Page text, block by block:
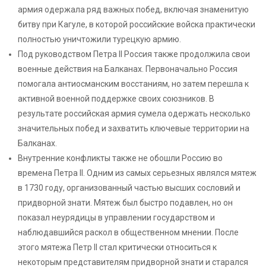
армия одержала ряд важных побед, включая знаменитую
битву при Кагуле, в которой российские войска практически
полностью уничтожили турецкую армию.
Под руководством Петра II Россия также продолжила свои
военные действия на Балканах. Первоначально Россия
помогала антиосманским восстаниям, но затем перешла к
активной военной поддержке своих союзников. В
результате российская армия сумела одержать несколько
значительных побед и захватить ключевые территории на
Балканах.
Внутренние конфликты также не обошли Россию во
времена Петра II. Одним из самых серьезных являлся мятеж
в 1730 году, организованный частью высших сословий и
придворной знати. Мятеж был быстро подавлен, но он
показал неурядицы в управлении государством и
наблюдавшийся раскол в общественном мнении. После
этого мятежа Петр II стал критически относиться к
некоторым представителям придворной знати и старался